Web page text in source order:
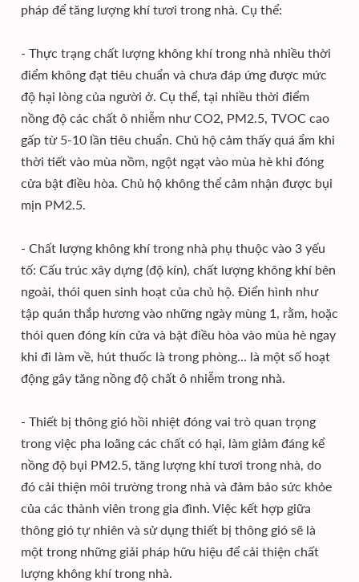
pháp để tăng lượng khí tươi trong nhà. Cụ thể:
- Thực trạng chất lượng không khí trong nhà nhiều thời
điểm không đạt tiêu chuẩn và chưa đáp ứng được mức
độ hại lòng của người ở. Cụ thể, tại nhiều thời điểm
nồng độ các chất ô nhiễm như CO2, PM2.5, TVOC cao
gấp từ 5-10 lần tiêu chuẩn. Chủ hộ cảm thấy quá ẩm khi
thời tiết vào mùa nồm, ngột ngạt vào mùa hè khi đóng
cửa bật điều hòa. Chủ hộ không thể cảm nhận được bụi
mịn PM2.5.
- Chất lượng không khí trong nhà phụ thuộc vào 3 yếu
tố: Cấu trúc xây dựng (độ kín), chất lượng không khí bên
ngoài, thói quen sinh hoạt của chủ hộ. Điển hình như
tập quán thắp hương vào những ngày mùng 1, rằm, hoặc
thói quen đóng kín cửa và bật điều hòa vào mùa hè ngay
khi đi làm về, hút thuốc là trong phòng... là một số hoạt
động gây tăng nồng độ chất ô nhiễm trong nhà.
- Thiết bị thông gió hồi nhiệt đóng vai trò quan trọng
trong việc pha loãng các chất có hại, làm giảm đáng kể
nồng độ bụi PM2.5, tăng lượng khí tươi trong nhà, do
đó cải thiện môi trường trong nhà và đảm bảo sức khỏe
của các thành viên trong gia đình. Việc kết hợp giữa
thông gió tự nhiên và sử dụng thiết bị thông gió sẽ là
một trong những giải pháp hữu hiệu để cải thiện chất
lượng không khí trong nhà.